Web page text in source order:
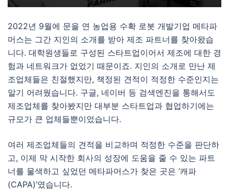
2022년 9월에 문을 연 농업용 수확 로봇 개발기업 메타파
머스는 그간 지인의 소개를 받아 제조 파트너를 찾아왔습
니다. 대학원생들로 구성된 스타트업이어서 제조에 대한 경
험과 네트워크가 없었기 때문이죠. 지인의 소개로 만난 제
조업체들은 친절했지만, 책정된 견적이 적정한 수준인지는
알기 어려웠습니다. 구글, 네이버 등 검색엔진을 통해서도
제조업체를 찾아봤지만 대부분 스타트업과 협업하기에는
규모가 큰 업체들뿐이었습니다.
여러 제조업체들의 견적을 비교하며 적정한 수준을 판단하
고, 이제 막 시작한 회사의 성장에 도움을 줄 수 있는 파트
너를 물색하고 싶었던 메타파머스가 찾은 곳은 ‘캐파
(CAPA)’였습니다.